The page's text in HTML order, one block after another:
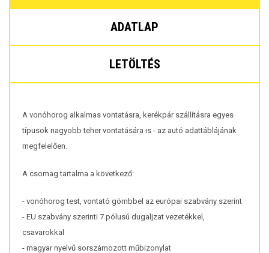
ADATLAP
LETÖLTÉS
A vonóhorog alkalmas vontatásra, kerékpár szállításra egyes
típusok nagyobb teher vontatására is - az autó adattáblájának
megfelelően.
A csomag tartalma a következő:
- vonóhorog test, vontató gömbbel az európai szabvány szerint
- EU szabvány szerinti 7 pólusú dugaljzat vezetékkel,
csavarokkal
- magyar nyelvű sorszámozott műbizonylat